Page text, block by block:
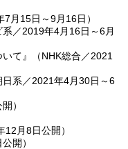
月15日～9月16日）
系／2019年4月16日～6月
て』（NHK総合／2021
日系／2021年4月30日～6
）
月8日公開）
開）